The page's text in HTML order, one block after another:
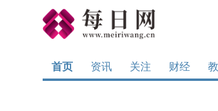
首页 资讯 关注 财经